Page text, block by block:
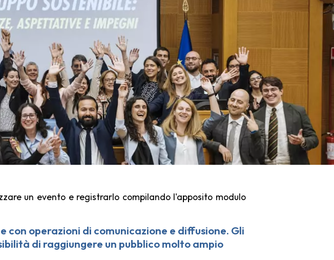
un evento e registrarlo compilando l'apposito modulo
operazioni di comunicazione e diffusione. Gli
di raggiungere un pubblico molto ampio